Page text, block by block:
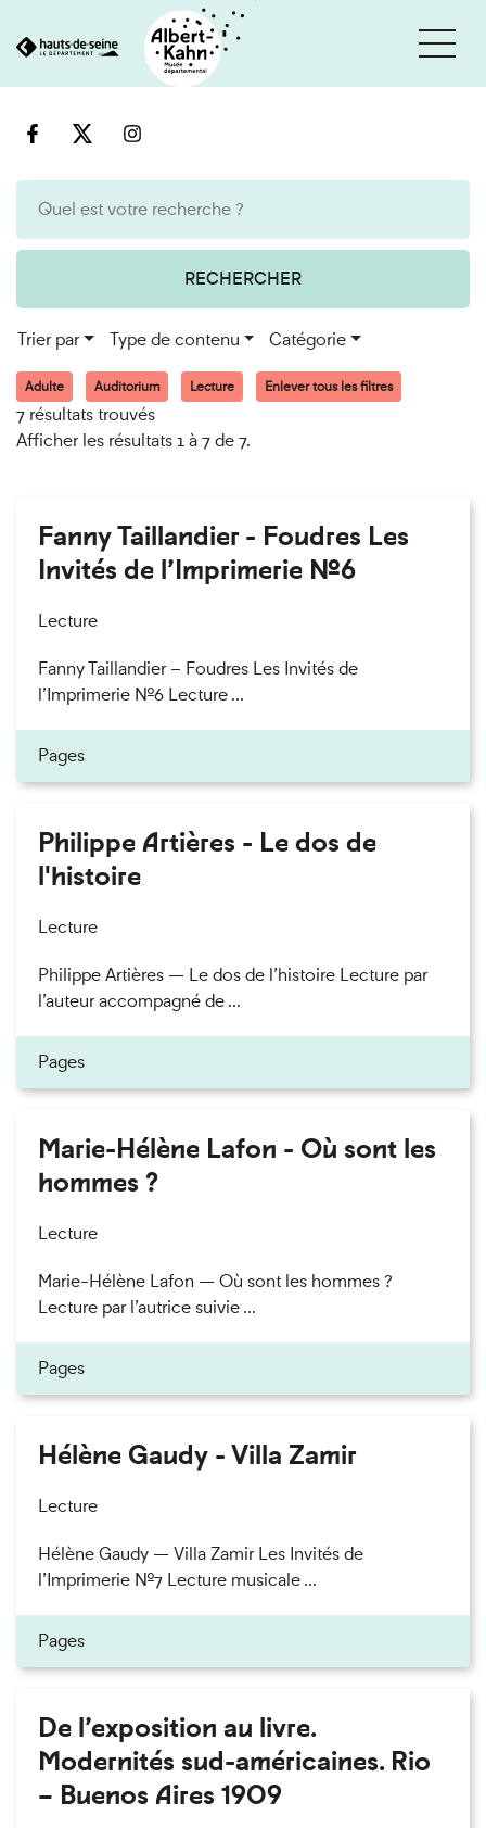
au
RECHERCHER
Trier par Type de contenu Catégorie
Adulte Auditorium Lecture Enlever tous les filtres
7 résultats trouvés
Afficher les résultats 1 à 7 de 7.
Fanny Taillandier - Foudres Les
Invités de l’Imprimerie n°6
Lecture
Fanny Taillandier – Foudres Les Invités de
l’Imprimerie n°6 Lecture ...
Pages
Philippe Artières - Le dos de
l'histoire
Lecture
Philippe Artières — Le dos de l’histoire Lecture par
l’auteur accompagné de ...
Pages
Marie-Hélène Lafon - Où sont les
hommes ?
Lecture
Marie-Hélène Lafon — Où sont les hommes ?
Lecture par l’autrice suivie ...
Pages
Hélène Gaudy - Villa Zamir
Lecture
Hélène Gaudy — Villa Zamir Les Invités de
l’Imprimerie n°7 Lecture musicale ...
Pages
De l’exposition au livre.
Modernités sud-américaines. Rio
– Buenos Aires 1909
Cookies et traceurs utilisés sur ce site